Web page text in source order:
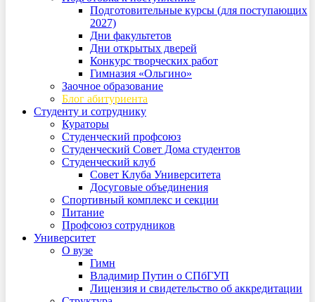
Подготовительные курсы (для поступающих
2027)
Дни факультетов
Дни открытых дверей
Конкурс творческих работ
Гимназия «Ольгино»
Заочное образование
Блог абитуриента
Студенту и сотруднику
Кураторы
Студенческий профсоюз
Студенческий Совет Дома студентов
Студенческий клуб
Совет Клуба Университета
Досуговые объединения
Спортивный комплекс и секции
Питание
Профсоюз сотрудников
Университет
О вузе
Гимн
Владимир Путин о СПбГУП
Лицензия и свидетельство об аккредитации